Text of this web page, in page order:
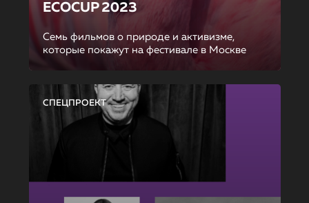
ECOCUP 2023
Семь фильмов о природе и активизме,
которые покажут на фестивале в Москве
СПЕЦПРОЕКТ